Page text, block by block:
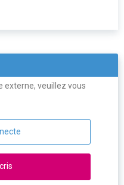
externe, veuillez vous